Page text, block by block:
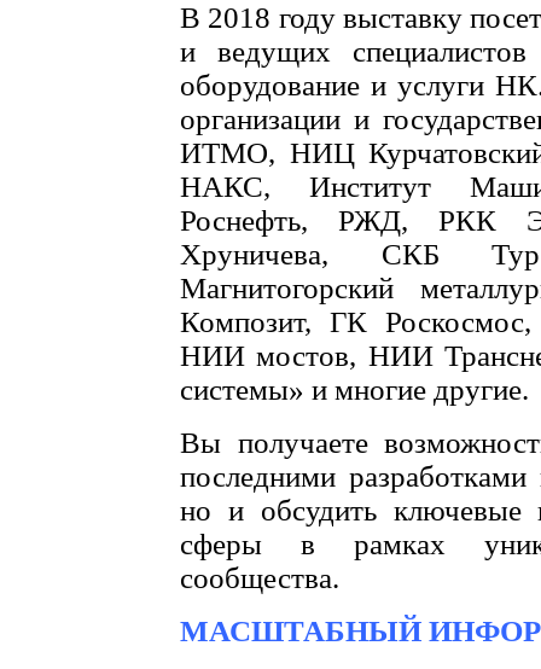
В 2018 году выставку
и ведущих
оборудование и услуги
организации и
ИТМО, НИЦ Курчатовский
НАКС, Институт
Роснефть, РЖД, РКК
Хруничева, СКБ
Магнитогорский
Композит, ГК
НИИ мостов, НИИ
системы» и многие другие.
Вы получаете
последними
но и обсудить
сферы в рамках
сообщества.
МАСШТАБНЫЙ